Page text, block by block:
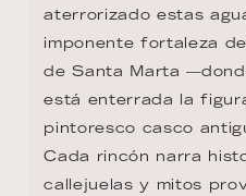
aterrorizado estas
imponente fortaleza
de Santa Marta
está enterrada la
pintoresco casco
Cada rincón narra
callejuelas y mitos